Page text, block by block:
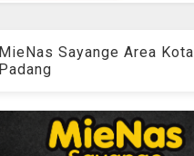
MieNas Sayange Area Kota
Padang